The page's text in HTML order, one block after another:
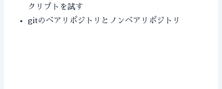
クリプトを試す
gitのベアリポジトリとノンベアリポジトリ